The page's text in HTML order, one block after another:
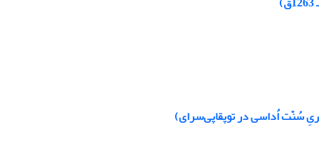
سُنّت اُداسی در توپقاپی‏‌‌سرای)